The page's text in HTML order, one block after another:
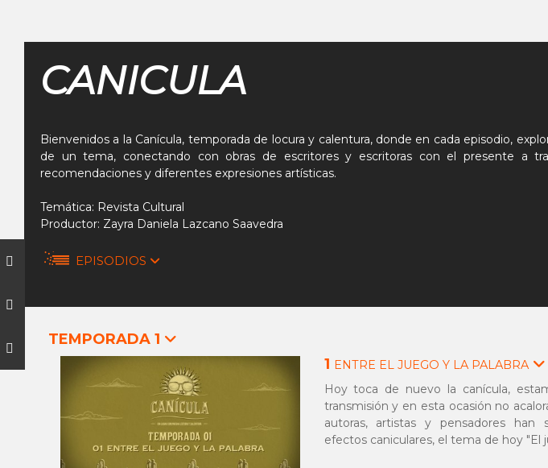
CANICULA
Bienvenidos a la Canícula, temporada de locura y calentura, donde en cada episodio,
de un tema, conectando con obras de escritores y escritoras con el presente a
recomendaciones y diferentes expresiones artísticas.
Temática: Revista Cultural
Productor: Zayra Daniela Lazcano Saavedra
EPISODIOS
TEMPORADA 1
1 ENTRE EL JUEGO Y LA PALABRA
Hoy toca de nuevo la canícula,
transmisión y en esta ocasión no
autoras, artistas y pensadores han
efectos caniculares, el tema de hoy "El